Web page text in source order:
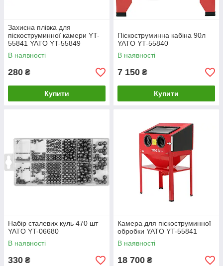
Захисна плівка для
піскоструминної камери YT-
55841 YATO YT-55849
В наявності
280 ₴
Купити
Піскоструминна кабіна 90л
YATO YT-55840
В наявності
7 150 ₴
Купити
Набір сталевих куль 470 шт
YATO YT-06680
В наявності
330 ₴
Камера для піскоструминної
обробки YATO YT-55841
В наявності
18 700 ₴